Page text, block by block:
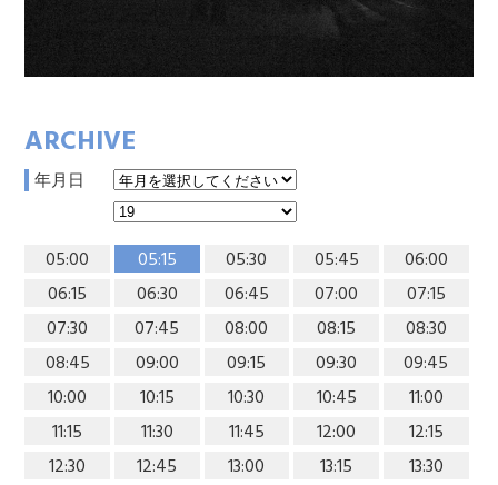
ARCHIVE
年月日
05:00 05:15 05:30 05:45
06:00
06:15
06:30 06:45 07:00
07:15
07:30
07:45 08:00 08:15
08:30
08:45
09:00 09:15 09:30
09:45
10:00
10:15 10:30 10:45
11:00
11:15
11:30 11:45 12:00
12:15
12:30
12:45 13:00 13:15
13:30